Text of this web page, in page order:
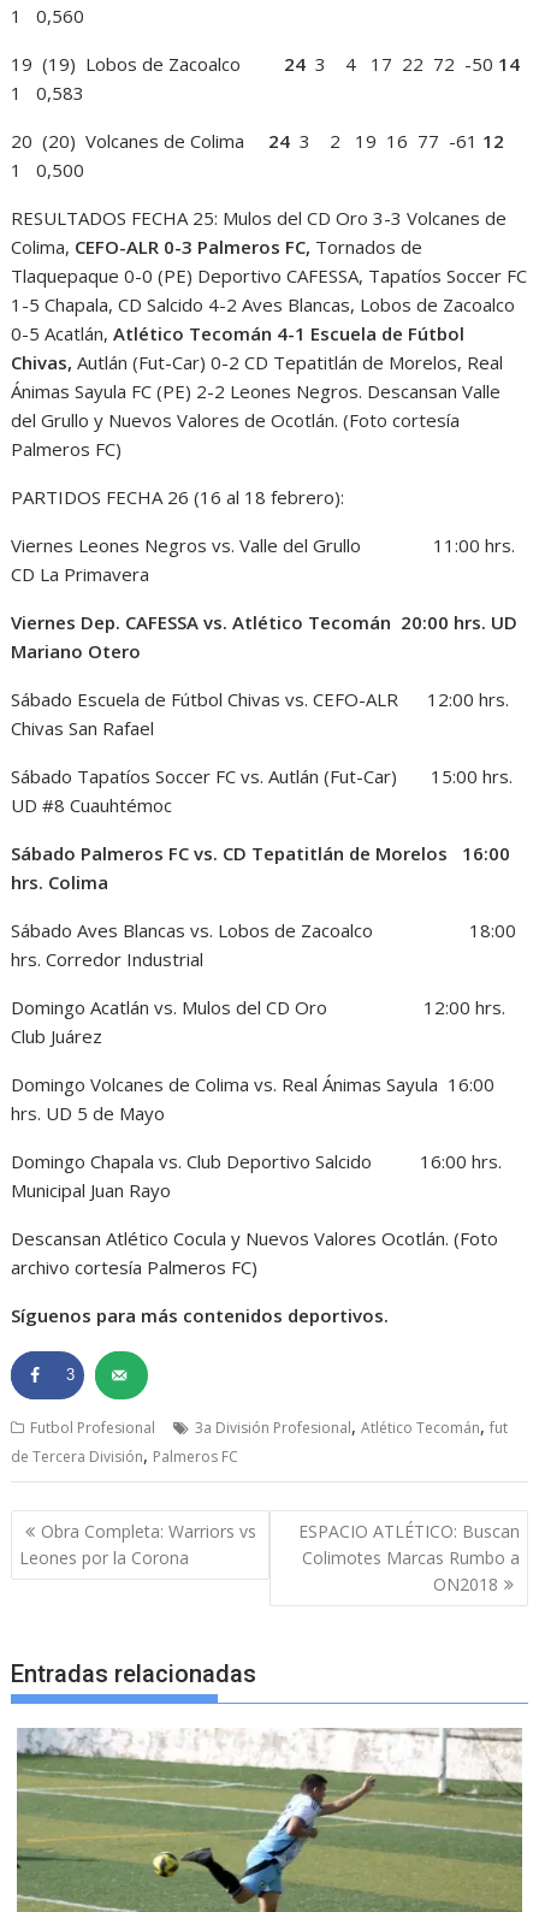
1 0,560
19 (19) Lobos de Zacoalco 243 4 17 22 72 -50 14
1 0,583
20 (20) Volcanes de Colima 243 2 19 16 77 -61 12
1 0,500
RESULTADOS FECHA 25: Mulos del CD Oro 3-3 Volcanes de
Colima, CEFO-ALR 0-3 Palmeros FC, Tornados de
Tlaquepaque 0-0 (PE) Deportivo CAFESSA, Tapatíos Soccer FC
1-5 Chapala, CD Salcido 4-2 Aves Blancas, Lobos de Zacoalco
0-5 Acatlán,Atlético Tecomán 4-1 Escuela de Fútbol
Chivas,Autlán (Fut-Car) 0-2 CD Tepatitlán de Morelos, Real
Ánimas Sayula FC (PE) 2-2 Leones Negros. Descansan Valle
del Grullo y Nuevos Valores de Ocotlán. (Foto cortesía
Palmeros FC)
PARTIDOS FECHA 26 (16 al 18 febrero):
Viernes Leones Negros vs. Valle del Grullo 11:00 hrs.
CD La Primavera
Viernes Dep. CAFESSA vs. Atlético Tecomán 20:00 hrs. UD
Mariano Otero
Sábado Escuela de Fútbol Chivas vs. CEFO-ALR 12:00 hrs.
Chivas San Rafael
Sábado Tapatíos Soccer FC vs. Autlán (Fut-Car) 15:00 hrs.
UD #8 Cuauhtémoc
Sábado Palmeros FC vs. CD Tepatitlán de Morelos 16:00
hrs. Colima
Sábado Aves Blancas vs. Lobos de Zacoalco 18:00
hrs. Corredor Industrial
Domingo Acatlán vs. Mulos del CD Oro 12:00 hrs.
Club Juárez
Domingo Volcanes de Colima vs. Real Ánimas Sayula 16:00
hrs. UD 5 de Mayo
Domingo Chapala vs. Club Deportivo Salcido 16:00 hrs.
Municipal Juan Rayo
Descansan Atlético Cocula y Nuevos Valores Ocotlán. (Foto
archivo cortesía Palmeros FC)
Síguenos para más contenidos deportivos.
3
Futbol Profesional 3a División Profesional,Atlético Tecomán,fut
de Tercera División, Palmeros FC
Navegación
de
entradas
Obra Completa: Warriors vs
Leones por la Corona
ESPACIO ATLÉTICO: Buscan
Colimotes Marcas Rumbo a
ON2018
Entradas relacionadas